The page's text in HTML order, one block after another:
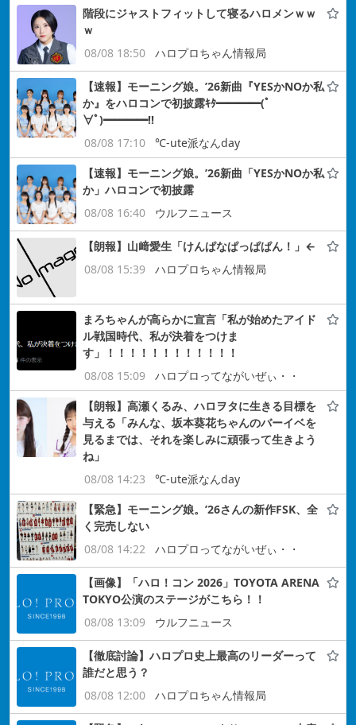
階段にジャストフィットして寝るハロメンｗｗ
ｗ
08/08 18:50
ハロプロちゃん情報局
【速報】モーニング娘。’26新曲『YESかNOか私
か』をハロコンで初披露ｷﾀ━━━━(ﾟ
∀ﾟ)━━━━!!
08/08 17:10
℃-ute派なんday
【速報】モーニング娘。’26新曲「YESかNOか私
か」ハロコンで初披露
08/08 16:40
ウルフニュース
【朗報】山﨑愛生「けんぱなぱっぱぱん！」←
08/08 15:39
ハロプロちゃん情報局
まろちゃんが高らかに宣言「私が始めたアイド
ル戦国時代、私が決着をつけま
す」！！！！！！！！！！！！
08/08 15:09
ハロプロってながいぜぃ・・
【朗報】高瀬くるみ、ハロヲタに生きる目標を
与える「みんな、坂本葵花ちゃんのバーイベを
見るまでは、それを楽しみに頑張って生きよう
ね」
08/08 14:23
℃-ute派なんday
【緊急】モーニング娘。’26さんの新作FSK、全
く完売しない
08/08 14:22
ハロプロってながいぜぃ・・
【画像】「ハロ！コン 2026」TOYOTA ARENA
TOKYO公演のステージがこちら！！
08/08 13:09
ウルフニュース
【徹底討論】ハロプロ史上最高のリーダーって
誰だと思う？
08/08 12:00
ハロプロちゃん情報局